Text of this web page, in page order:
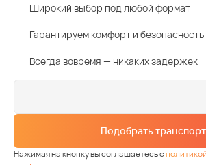
Широкий выбор под любой формат
Гарантируем комфорт и безопасность
Всегда вовремя — никаких задержек
Подобрать транспорт
Нажимая на кнопку вы соглашаетесь сполитикой